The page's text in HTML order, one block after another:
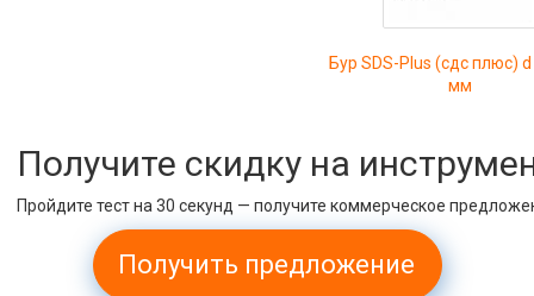
Бур SDS-Plus (сдс плюс)
мм
Получите скидку на
Пройдите тест на 30 секунд — получите коммерческое
Получить предложение